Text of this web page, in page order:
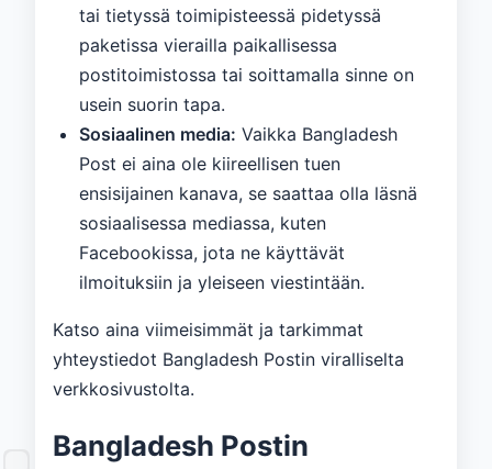
tai tietyssä toimipisteessä pidetyssä
paketissa vierailla paikallisessa
postitoimistossa tai soittamalla sinne on
usein suorin tapa.
Sosiaalinen media: Vaikka Bangladesh
Post ei aina ole kiireellisen tuen
ensisijainen kanava, se saattaa olla läsnä
sosiaalisessa mediassa, kuten
Facebookissa, jota ne käyttävät
ilmoituksiin ja yleiseen viestintään.
Katso aina viimeisimmät ja tarkimmat
yhteystiedot Bangladesh Postin viralliselta
verkkosivustolta.
Bangladesh Postin